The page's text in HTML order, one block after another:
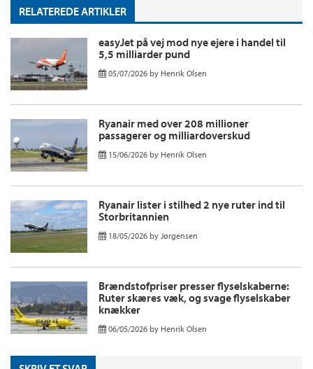
RELATEREDE ARTIKLER
easyJet på vej mod nye ejere i handel til
5,5 milliarder pund
05/07/2026 by Henrik Olsen
Ryanair med over 208 millioner
passagerer og milliardoverskud
15/06/2026 by Henrik Olsen
Ryanair lister i stilhed 2 nye ruter ind til
Storbritannien
18/05/2026 by Jørgensen
Brændstofpriser presser flyselskaberne:
Ruter skæres væk, og svage flyselskaber
knækker
06/05/2026 by Henrik Olsen